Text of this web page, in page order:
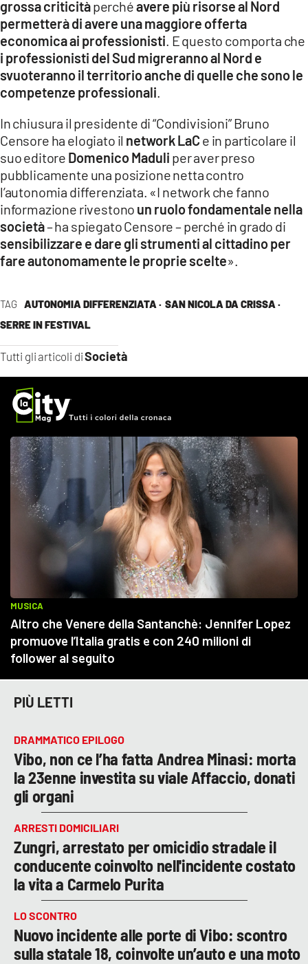
TAG AUTONOMIA DIFFERENZIATA · SAN NICOLA DA CRISSA ·
SERRE IN FESTIVAL
Tutti gli articoli diSocietà
grossa criticitàperchéavere più risorse al Nord
permetterà di avere una maggiore offerta
economica ai professionisti . E questo comporta che
i professionisti del Sud migreranno al Nord e
svuoteranno il territorio anche di quelle che sono le
competenze professionali
In chiusura il presidente di “Condivisioni” Bruno
Censore ha elogiato il network LaC e in particolare il
suo editore Domenico Maduli per aver preso
pubblicamente una posizione netta contro
l’autonomia differenziata. «I network che fanno
informazione rivestono un ruolo fondamentale nella
società– ha spiegato Censore – perché in grado di
sensibilizzare e dare gli strumenti al cittadino per
fare autonomamente le proprie scelte».
PIÙ LETTI
DRAMMATICO EPILOGO
Vibo, non ce l’ha fatta Andrea Minasi: morta
la 23enne investita su viale Affaccio, donati
gli organi
ARRESTI DOMICILIARI
Zungri, arrestato per omicidio stradale il
conducente coinvolto nell'incidente costato
la vita a Carmelo Purita
LO SCONTRO
Nuovo incidente alle porte di Vibo: scontro
sulla statale 18, coinvolte un’auto e una moto